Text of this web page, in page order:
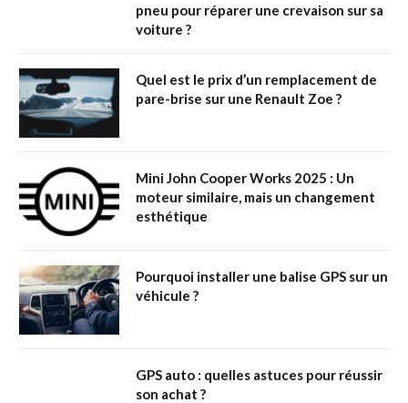
pneu pour réparer une crevaison sur sa
voiture ?
Quel est le prix d’un remplacement de
pare-brise sur une Renault Zoe ?
Mini John Cooper Works 2025 : Un
moteur similaire, mais un changement
esthétique
Pourquoi installer une balise GPS sur un
véhicule ?
GPS auto : quelles astuces pour réussir
son achat ?